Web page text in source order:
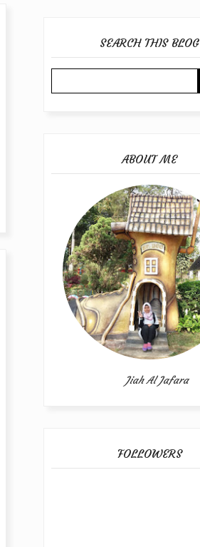
SEARCH THIS BLOG
ABOUT ME
Jiah Al Jafara
FOLLOWERS